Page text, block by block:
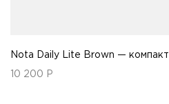
Nota Daily Lite Brown —
10 200 Р